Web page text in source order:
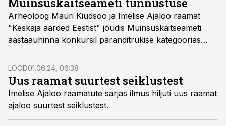
Arheoloog Mauri Kiudsoo ja Imelise Ajaloo raamat
"Keskaja aarded Eestist" jõudis Muinsuskaitseameti
aastaauhinna konkursil päranditrükise kategoorias
nelja parima hulka.
LOOD01.06.24, 06:38
Uus raamat suurtest seiklustest
Imelise Ajaloo raamatute sarjas ilmus hiljuti uus raamat
ajaloo suurtest seiklustest.